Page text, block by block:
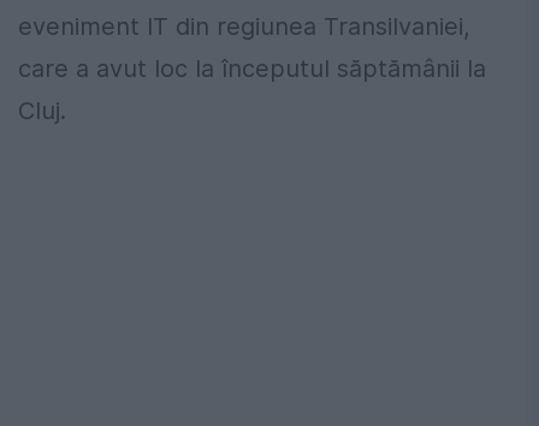
eveniment IT din regiunea Transilvaniei,
care a avut loc la începutul săptămânii la
Cluj.